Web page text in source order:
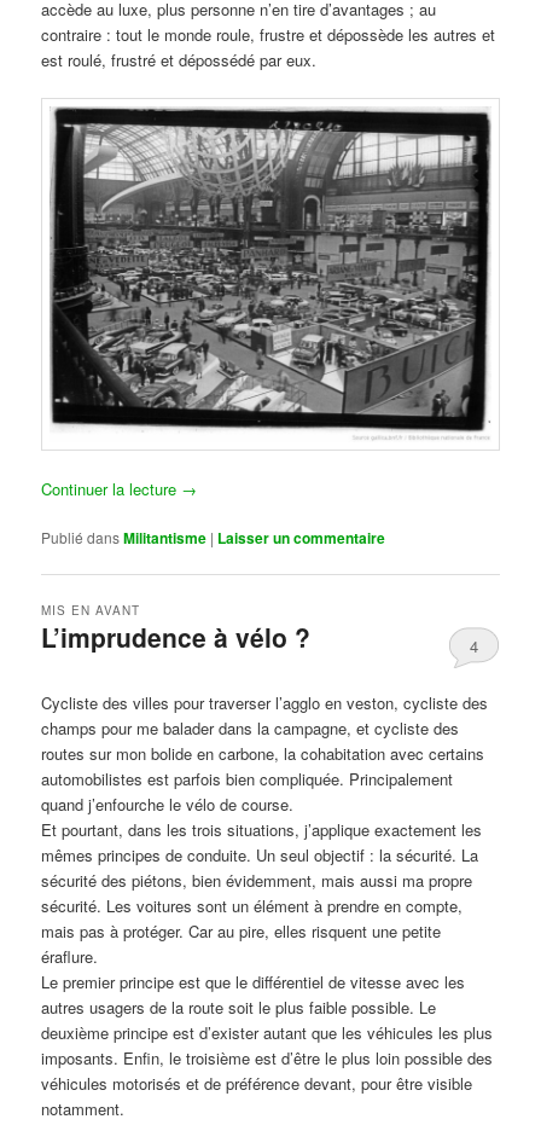
accède au luxe, plus personne n’en tire d’avantages ; au
contraire : tout le monde roule, frustre et dépossède les autres et
est roulé, frustré et dépossédé par eux.
Continuer la lecture →
Publié dansMilitantisme | Laisser un commentaire
L’imprudence à vélo ?
MIS EN AVANT
4
Cycliste des villes pour traverser l’agglo en veston, cycliste des
champs pour me balader dans la campagne, et cycliste des
routes sur mon bolide en carbone, la cohabitation avec certains
automobilistes est parfois bien compliquée. Principalement
quand j’enfourche le vélo de course.
Et pourtant, dans les trois situations, j’applique exactement les
mêmes principes de conduite. Un seul objectif : la sécurité. La
sécurité des piétons, bien évidemment, mais aussi ma propre
sécurité. Les voitures sont un élément à prendre en compte,
mais pas à protéger. Car au pire, elles risquent une petite
éraflure.
Le premier principe est que le différentiel de vitesse avec les
autres usagers de la route soit le plus faible possible. Le
deuxième principe est d’exister autant que les véhicules les plus
imposants. Enfin, le troisième est d’être le plus loin possible des
véhicules motorisés et de préférence devant, pour être visible
notamment.